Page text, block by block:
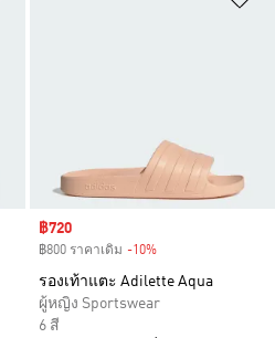
Sale price
฿720
฿800 ราคาเดิม -10%
รองเท้าแตะ Adilette Aqua
ผู้หญิง Sportswear
6 สี